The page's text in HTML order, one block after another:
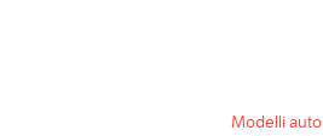
Modelli auto